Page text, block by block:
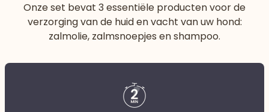
Onze set bevat 3 essentiële producten voor de
verzorging van de huid en vacht van uw hond:
zalmolie, zalmsnoepjes en shampoo.